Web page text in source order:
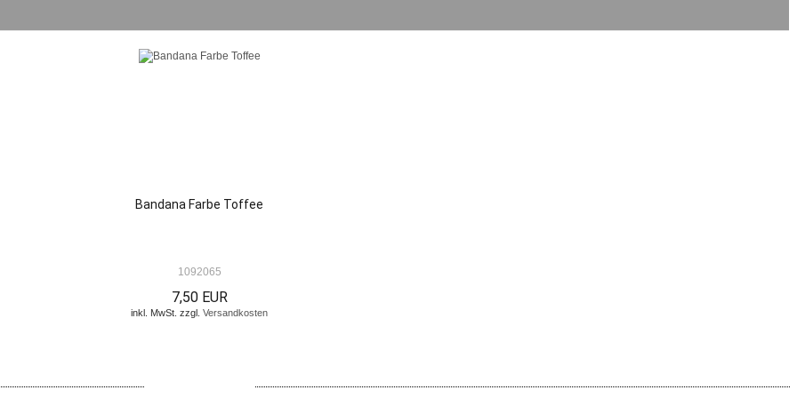
Bandana Farbe Toffee
1092065
7,50 EUR
inkl. MwSt. zzgl. Versandkosten